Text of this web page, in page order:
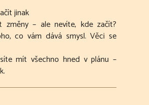
jinak
změny – ale nevíte, kde začít?
co vám dává smysl. Věci se
mít všechno hned v plánu –